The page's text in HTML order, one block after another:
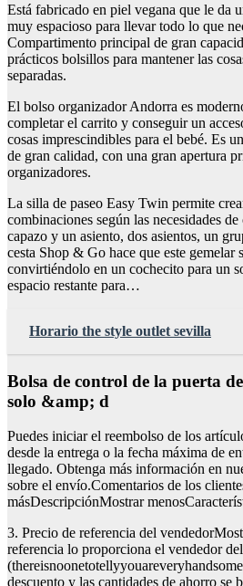
Está fabricado en piel vegana que le da
muy espacioso para llevar todo lo que
Compartimento principal de gran
prácticos bolsillos para mantener las
separadas.
El bolso organizador Andorra es
completar el carrito y conseguir un
cosas imprescindibles para el bebé. Es
de gran calidad, con una gran apertura
organizadores.
La silla de paseo Easy Twin permite
combinaciones según las necesidades
capazo y un asiento, dos asientos, un
cesta Shop & Go hace que este gemelar
convirtiéndolo en un cochecito para un
espacio restante para…
Horario the style outlet sevilla
Bolsa de control de la puerta
solo &amp; d
Puedes iniciar el reembolso de los
desde la entrega o la fecha máxima de
llegado. Obtenga más información en
sobre el envío.Comentarios de los
másDescripciónMostrar
3. Precio de referencia del
referencia lo proporciona el vendedor
descuento y las cantidades de ahorro se